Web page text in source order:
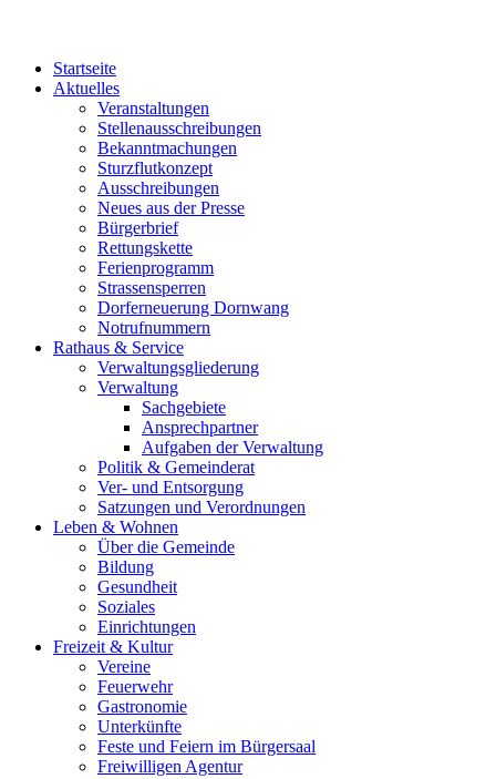
Startseite
Aktuelles
Veranstaltungen
Stellenausschreibungen
Bekanntmachungen
Sturzflutkonzept
Ausschreibungen
Neues aus der Presse
Bürgerbrief
Rettungskette
Ferienprogramm
Strassensperren
Dorferneuerung Dornwang
Notrufnummern
Rathaus & Service
Verwaltungsgliederung
Verwaltung
Sachgebiete
Ansprechpartner
Aufgaben der Verwaltung
Politik & Gemeinderat
Ver- und Entsorgung
Satzungen und Verordnungen
Leben & Wohnen
Über die Gemeinde
Bildung
Gesundheit
Soziales
Einrichtungen
Freizeit & Kultur
Vereine
Feuerwehr
Gastronomie
Unterkünfte
Feste und Feiern im Bürgersaal
Freiwilligen Agentur